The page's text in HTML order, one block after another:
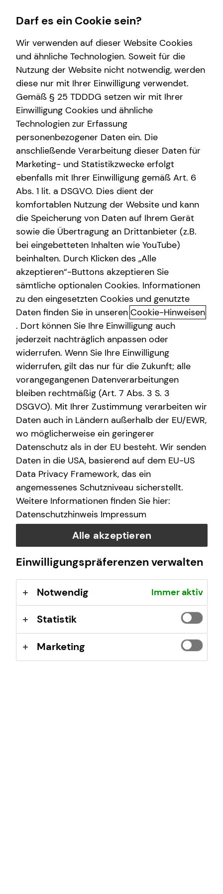
Wissenswertes
Über tecis
Podcast
teamzukunft
Über mich
Service
Kundenportal
Schadenabwicklung
Finanzberatung
Videoberatung
Spezialisten-Netzwerk
Private Krankenvorsorge
Immobilienfinanzierung
Betriebliche Altersvorsorge
Investment
Kapitalanlage Immobilien
Altersvorsorge
Gewerbliche Versicherungen
Arbeitskraftabsicherung
Kindervorsorge
Sach- und Vermögenssicherung
Expat
Karriere-Infos
Karrierechancen
Initiativbewerbung
Ramon Schultze
Ramon Schultze
Teamleiter
in Erfurt und Umgebung
Kurzportrait Ramon Schultze
Schon früh entwickelte ich eine große Begeisterung für
das Unternehmertum – die Idee, eigene Visionen in die
Tat umzusetzen und damit echten Mehrwert zu schaffen,
hat mich von Anfang an fasziniert.
Mehr über mich
Das ist tecis
Wir sind tecis, die Finanzberatung deiner Generation –
und begleiten dich auf deinem Weg in eine finanziell
selbstbestimmte Zukunft.
Mehr erfahren
Darf es ein Cookie sein?
Wir verwenden auf dieser Website Cookies
und ähnliche Technologien. Soweit für die
Nutzung der Website nicht notwendig, werden
diese nur mit Ihrer Einwilligung verwendet.
Gemäß § 25 TDDDG setzen wir mit Ihrer
Einwilligung Cookies und ähnliche
Technologien zur Erfassung
personenbezogener Daten ein. Die
anschließende Verarbeitung dieser Daten für
Marketing- und Statistikzwecke erfolgt
ebenfalls mit Ihrer Einwilligung gemäß Art. 6
Abs. 1 lit. a DSGVO. Dies dient der
komfortablen Nutzung der Website und kann
die Speicherung von Daten auf Ihrem Gerät
sowie die Übertragung an Drittanbieter (z.B.
bei eingebetteten Inhalten wie YouTube)
beinhalten. Durch Klicken des „Alle
akzeptieren“-Buttons akzeptieren Sie
sämtliche optionalen Cookies. Informationen
zu den eingesetzten Cookies und genutzte
Daten finden Sie in unseren Cookie-Hinweisen
. Dort können Sie Ihre Einwilligung auch
jederzeit nachträglich anpassen oder
widerrufen. Wenn Sie Ihre Einwilligung
widerrufen, gilt das nur für die Zukunft; alle
vorangegangenen Datenverarbeitungen
bleiben rechtmäßig (Art. 7 Abs. 3 S. 3
DSGVO). Mit Ihrer Zustimmung verarbeiten wir
Daten auch in Ländern außerhalb der EU/EWR,
wo möglicherweise ein geringerer
Datenschutz als in der EU besteht. Wir senden
Daten in die USA, basierend auf dem EU-US
Data Privacy Framework, das ein
angemessenes Schutzniveau sicherstellt.
Weitere Informationen finden Sie hier:
Datenschutzhinweis Impressum
Alle akzeptieren
Einwilligungspräferenzen verwalten
Notwendig Immer aktiv
Statistik
Marketing